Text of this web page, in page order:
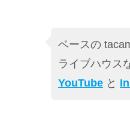
ベースの
ライブハウス
YouTube と